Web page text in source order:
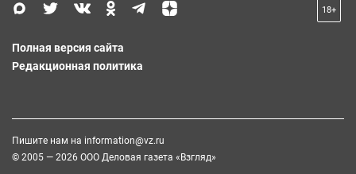
18+
Полная версия сайта
Редакционная политика
Пишите нам на information@vz.ru
© 2005 — 2026 ООО Деловая газета «Взгляд»